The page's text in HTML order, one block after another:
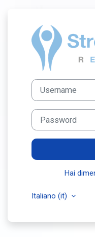
Username
Password
Hai
Italiano ‎(it)‎